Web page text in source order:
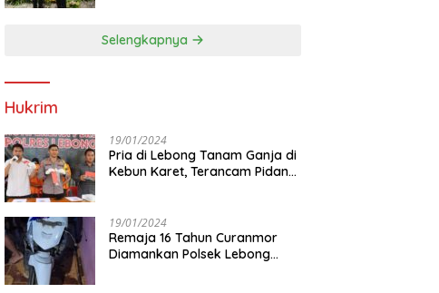
Selengkapnya
Hukrim
19/01/2024
Pria di Lebong Tanam Ganja di
Kebun Karet, Terancam Pidana
19/01/2024
Remaja 16 Tahun Curanmor
Diamankan Polsek Lebong